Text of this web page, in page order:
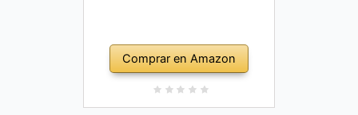
Comprar en Amazon